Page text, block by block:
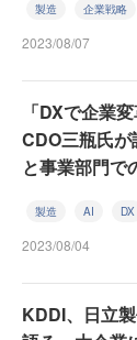
製造 企業戦略
2023/08/07
「DXで企業
CDO三瓶氏
と事業部門で
製造 AI DX
2023/08/04
KDDI、日立